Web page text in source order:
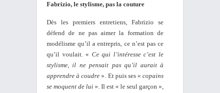
Fabrizio, le stylisme, pas la couture
Dès les premiers entretiens, Fabrizio se
défend de ne pas aimer la formation de
modélisme qu’il a entrepris, ce n’est pas ce
qu’il voulait. « Ce qui l’intéresse c’est le
stylisme, il ne pensait pas qu’il aurait à
apprendre à coudre». Et puis ses « copains
se moquent de lui ». Il est « le seul garçon »,